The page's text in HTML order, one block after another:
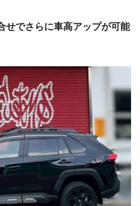
せでさらに車高アップが可能